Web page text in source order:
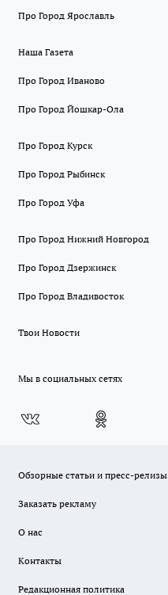
Про Город Ярославль
Наша Газета
Про Город Иваново
Про Город Йошкар-Ола
Про Город Курск
Про Город Рыбинск
Про Город Уфа
Про Город Нижний Новгород
Про Город Дзержинск
Про Город Владивосток
Твои Новости
Мы в социальных сетях
Обзорные статьи и пресс-релизы
Заказать рекламу
О нас
Контакты
Редакционная политика